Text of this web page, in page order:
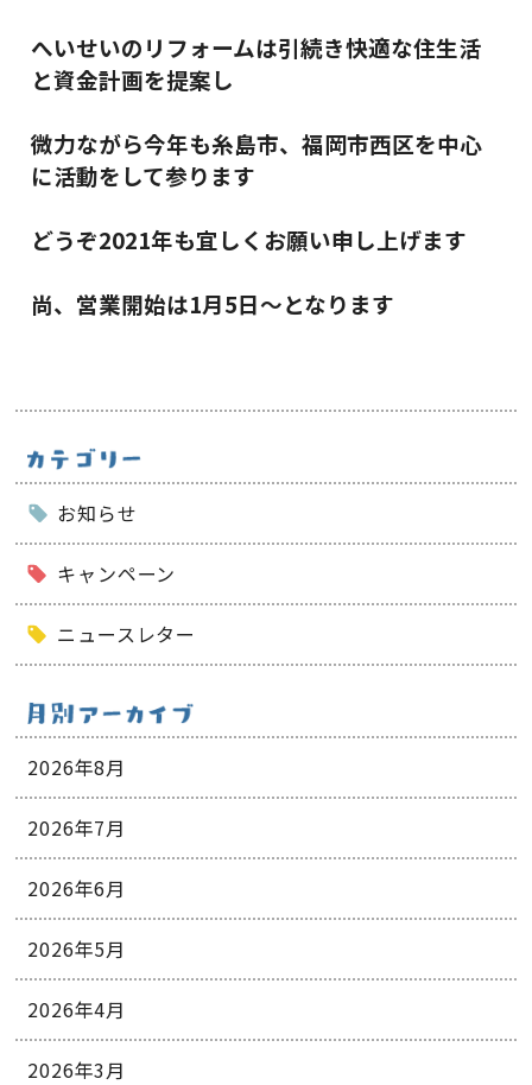
へいせいのリフォームは引続き快適な住生活
と資金計画を提案し
微力ながら今年も糸島市、福岡市西区を中心
に活動をして参ります
どうぞ2021年も宜しくお願い申し上げます
尚、営業開始は1月5日～となります
お知らせ
キャンペーン
ニュースレター
2026年8月
2026年7月
2026年6月
2026年5月
2026年4月
2026年3月